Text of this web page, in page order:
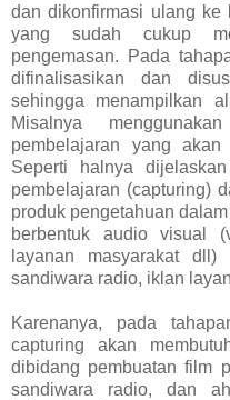
dan dikonfirmasi ulang ke
yang sudah cukup
pengemasan. Pada
difinalisasikan dan
sehingga menampilkan
Misalnya
pembelajaran yang
Seperti halnya
pembelajaran (capturing)
produk pengetahuan
berbentuk audio visual
layanan masyarakat
sandiwara radio, iklan
Karenanya, pada
capturing akan
dibidang pembuatan film
sandiwara radio, dan